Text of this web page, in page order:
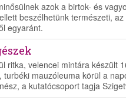
azok a birtok- és
beszélhetünk természeti,
egyaránt.
ritka, velencei mintára készült
mauzóleuma körül a
a kutatócsoport tagja